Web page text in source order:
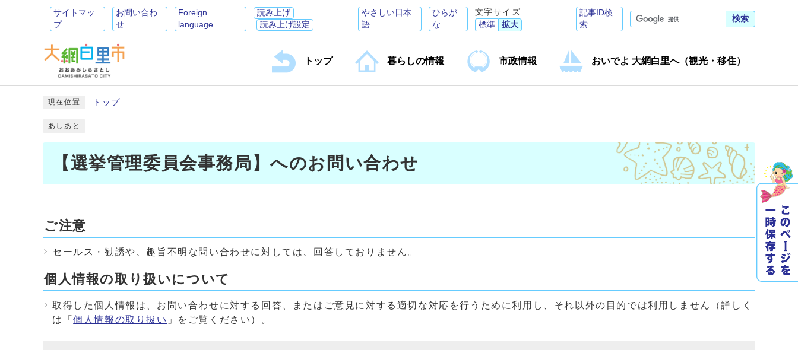
サイトマッ
プ
お問い合わ
せ
Foreign
language
読み上げ
読み上げ設定
やさしい日本
語
ひらが
な
文字サイズ
標準
拡大
記事ID検
索
検索
トップ 暮らしの情報 市政情報 おいでよ 大網白里へ（観光・移住）
現在位置 トップ
あしあと
【選挙管理委員会事務局】へのお問い合わせ
ご注意
セールス・勧誘や、趣旨不明な問い合わせに対しては、回答しておりません。
個人情報の取り扱いについて
取得した個人情報は、お問い合わせに対する回答、またはご意見に対する適切な対応を行うために利用し、それ以外の目的では利用しません（詳しく
は「個人情報の取り扱い 」をご覧ください）。